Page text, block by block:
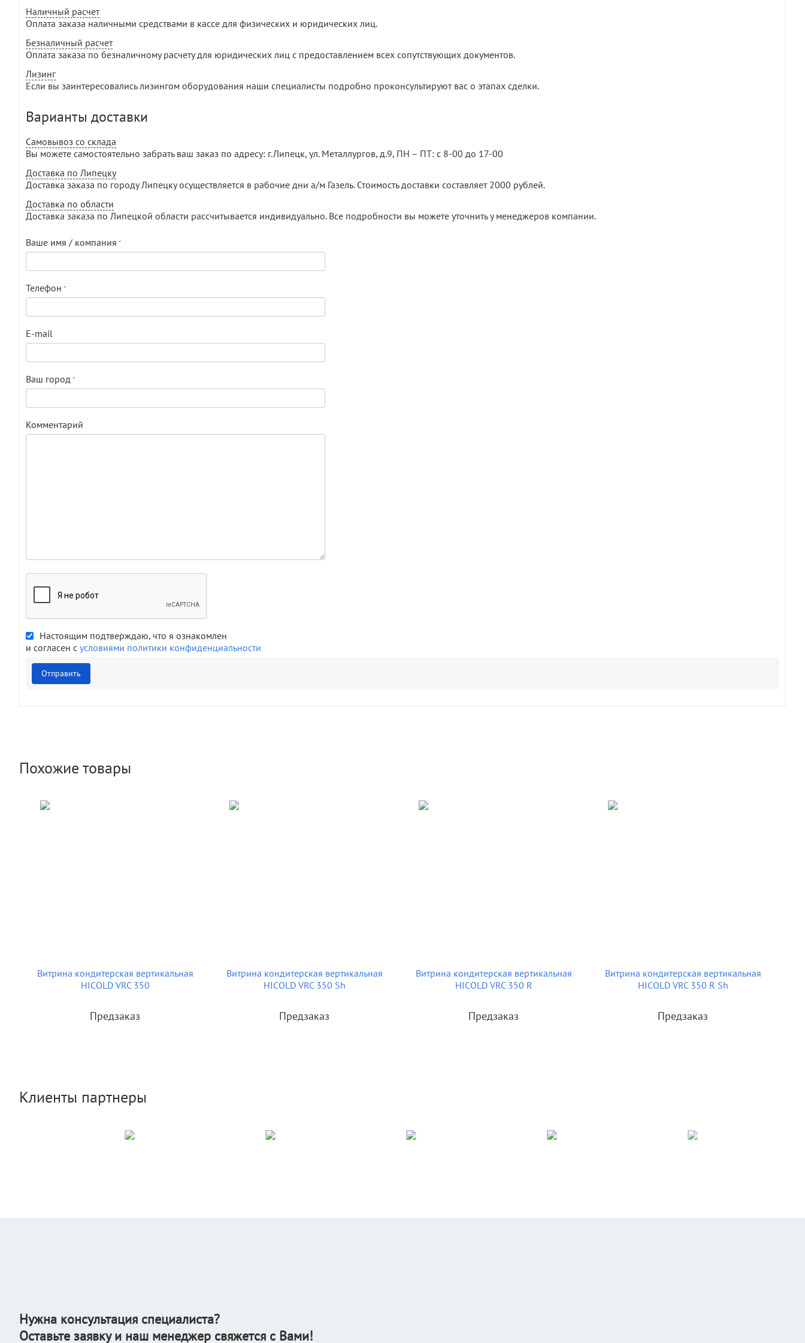
Наличный расчет
Оплата заказа наличными средствами в кассе для физических и юридических лиц.
Безналичный расчет
Оплата заказа по безналичному расчету для юридических лиц с предоставлением всех сопутствующих документов.
Лизинг
Если вы заинтересовались лизингом оборудования наши специалисты подробно проконсультируют вас о этапах сделки.
Варианты доставки
Самовывоз со склада
Вы можете самостоятельно забрать ваш заказ по адресу: г.Липецк, ул. Металлургов, д.9, ПН – ПТ: с 8-00 до 17-00
Доставка по Липецку
Доставка заказа по городу Липецку осуществляется в рабочие дни а/м Газель. Стоимость доставки составляет 2000 рублей.
Доставка по области
Доставка заказа по Липецкой области рассчитывается индивидуально. Все подробности вы можете уточнить у менеджеров компании.
Ваше имя / компания
Телефон
E-mail
Ваш город
Комментарий
Настоящим подтверждаю, что я ознакомлен
и согласен с условиями политики конфиденциальности
Отправить
Похожие товары
Витрина кондитерская вертикальная
HICOLD VRC 350
Предзаказ
Витрина кондитерская вертикальная
HICOLD VRC 350 Sh
Предзаказ
Витрина кондитерская вертикальная
HICOLD VRC 350 R
Предзаказ
Витрина кондитерская вертикальная
HICOLD VRC 350 R Sh
Предзаказ
Клиенты партнеры
Нужна консультация специалиста?
Оставьте заявку и наш менеджер свяжется с Вами!